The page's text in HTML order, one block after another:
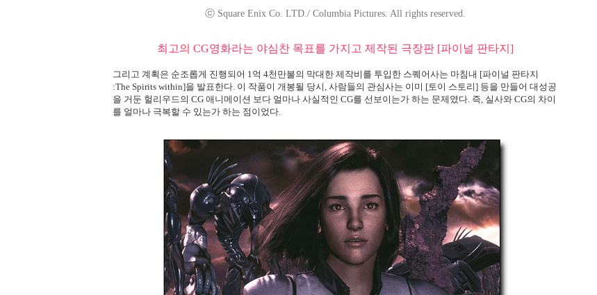
ⓒ Square Enix Co. LTD./ Columbia Pictures. All rights reserved.
최고의 CG영화라는 야심찬 목표를 가지고 제작된 극장판 [파이널 판타지]
그리고 계획은 순조롭게 진행되어 1억 4천만불의 막대한 제작비를 투입한 스퀘어사는 마침내 [파이널 판타지
:The Spirits within]을 발표한다. 이 작품이 개봉될 당시, 사람들의 관심사는 이미 [토이 스토리] 등을 만들어 대성공
을 거둔 헐리우드의 CG 애니메이션 보다 얼마나 사실적인 CG를 선보이는가 하는 문제였다. 즉, 실사와 CG의 차이
를 얼마나 극복할 수 있는가 하는 점이었다.